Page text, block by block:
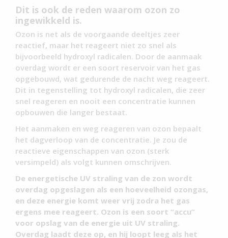
Dit is ook de reden waarom ozon zo
ingewikkeld is.
Ozon is net als de voorgaande deeltjes zeer
reactief, maar het reageert niet zo snel als
bijvoorbeeld hydroxyl radicalen. Door de aanmaak
overdag wordt er een soort reservoir van het gas
opgebouwd, wat gedurende de nacht weg reageert.
Dit in tegenstelling tot hydroxyl radicalen, die zeer
snel reageren en nooit een concentratie kunnen
opbouwen die langer bestaat.
Het aanmaken en weg reageren van ozon bepaalt
het dagverloop van de concentratie. Je zou de
reactieve eigenschappen van ozon (sterk
versimpeld) als volgt kunnen omschrijven.
De energetische UV straling van de zon wordt
overdag opgeslagen als een hoeveelheid ozongas,
en deze energie komt weer vrij zodra het gas
ergens mee reageert. Ozon is een soort “accu”
voor opslag van de energie uit UV straling.
Overdag laadt deze op, en hij loopt leeg als het